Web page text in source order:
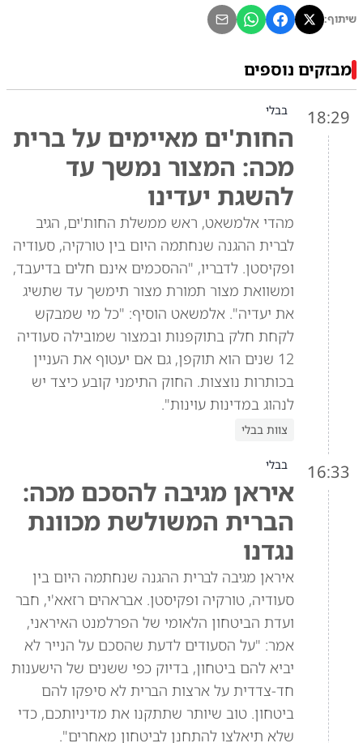
שיתוף:
מבזקים נוספים
18:29 בבלי
החות'ים מאיימים על ברית
מכה: המצור נמשך עד
להשגת יעדינו
מהדי אלמשאט, ראש ממשלת החות'ים, הגיב
לברית ההגנה שנחתמה היום בין טורקיה, סעודיה
ופקיסטן. לדבריו, "ההסכמים אינם חלים בדיעבד,
ומשוואת מצור תמורת מצור תימשך עד שתשיג
את יעדיה". אלמשאט הוסיף: "כל מי שמבקש
לקחת חלק בתוקפנות ובמצור שמובילה סעודיה
12 שנים הוא תוקפן, גם אם יעטוף את העניין
בכותרות נוצצות. החוק התימני קובע כיצד יש
לנהוג במדינות עוינות".
צוות בבלי
16:33 בבלי
איראן מגיבה להסכם מכה:
הברית המשולשת מכוונת
נגדנו
איראן מגיבה לברית ההגנה שנחתמה היום בין
סעודיה, טורקיה ופקיסטן. אבראהים רזאא'י, חבר
ועדת הביטחון הלאומי של הפרלמנט האיראני,
אמר: "על הסעודים לדעת שהסכם על הנייר לא
יביא להם ביטחון, בדיוק כפי ששנים של הישענות
חד-צדדית על ארצות הברית לא סיפקו להם
ביטחון. טוב שיותר שתתקנו את מדיניותכם, כדי
שלא תיאלצו להתחנן לביטחון מאחרים".